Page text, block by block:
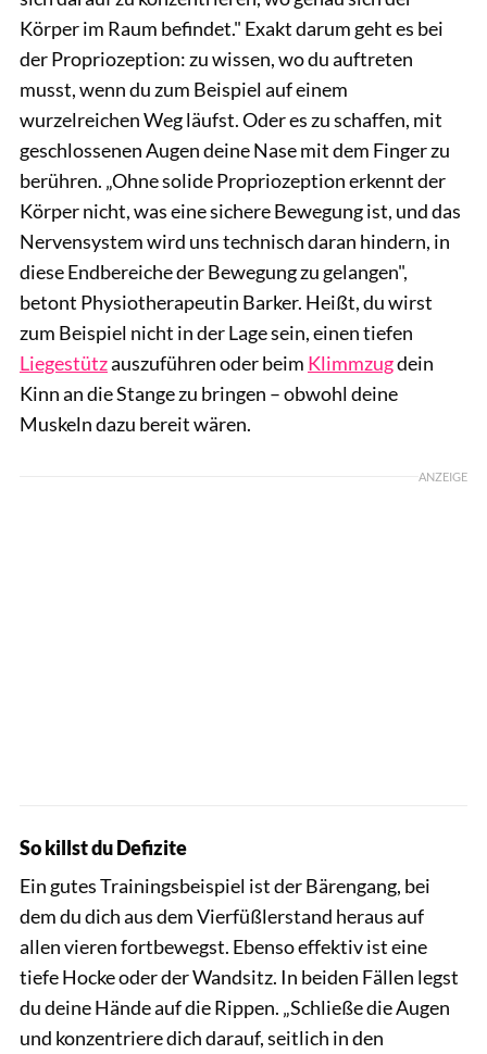
Körper im Raum befindet." Exakt darum geht es bei
der Propriozeption: zu wissen, wo du auftreten
musst, wenn du zum Beispiel auf einem
wurzelreichen Weg läufst. Oder es zu schaffen, mit
geschlossenen Augen deine Nase mit dem Finger zu
berühren. „Ohne solide Propriozeption erkennt der
Körper nicht, was eine sichere Bewegung ist, und das
Nervensystem wird uns technisch daran hindern, in
diese Endbereiche der Bewegung zu gelangen",
betont Physiotherapeutin Barker. Heißt, du wirst
zum Beispiel nicht in der Lage sein, einen tiefen
Liegestützauszuführen oder beim Klimmzugdein
Kinn an die Stange zu bringen – obwohl deine
Muskeln dazu bereit wären.
ANZEIGE
So killst du Defizite
Ein gutes Trainingsbeispiel ist der Bärengang, bei
dem du dich aus dem Vierfüßlerstand heraus auf
allen vieren fortbewegst. Ebenso effektiv ist eine
tiefe Hocke oder der Wandsitz. In beiden Fällen legst
du deine Hände auf die Rippen. „Schließe die Augen
und konzentriere dich darauf, seitlich in den